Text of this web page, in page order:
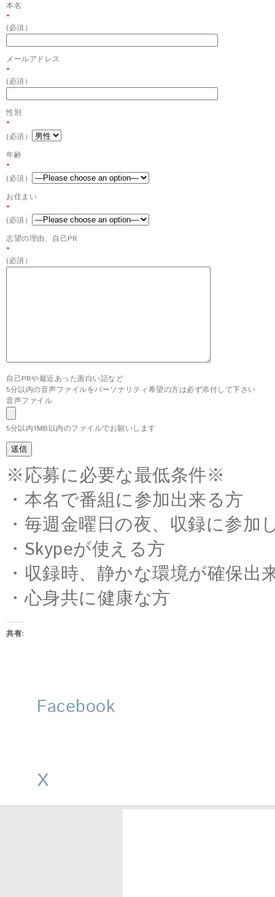
本名
*
(必須）
メールアドレス
*
(必須）
性別
*
(必須）
年齢
*
(必須）
お住まい
*
(必須）
志望の理由、自己PR
*
(必須）
自己PRや最近あった面白い話など
5分以内の音声ファイルをパーソナリティ希望の方は必ず添付して下さい
音声ファイル
5分以内1MB以内のファイルでお願いします
※応募に必要な最低条件※
・本名で番組に参加出来る方
・毎週金曜日の夜、収録に参加
・Skypeが使える方
・収録時、静かな環境が確保出
・心身共に健康な方
共有:
Facebook
X